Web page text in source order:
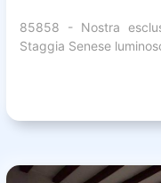
85858 - Nostra
Staggia Senese